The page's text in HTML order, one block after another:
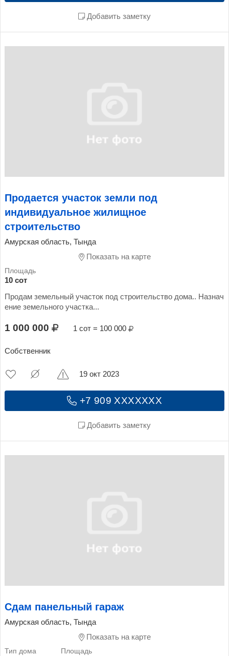
Добавить заметку
Продается участок земли под
индивидуальное жилищное
строительство
Амурская область, Тында
Показать на карте
10 сот
Продам земельный участок под строительство дома.. Назнач
ение земельного участка...
1 000 000 1 сот = 100 000
Собственник
+7 909 XXXXXXX
Добавить заметку
19 окт 2023
Сдам панельный гараж
Амурская область, Тында
Показать на карте